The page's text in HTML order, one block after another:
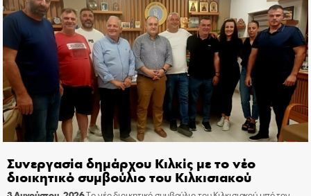
Συνεργασία δημάρχου Κιλκίς με το νέο
διοικητικό συμβούλιο του Κιλκισιακού